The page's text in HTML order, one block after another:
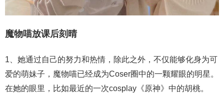
魔物喵放课后刻晴
1、她通过自己的努力和热情，除此之外，不仅能够化身为可
爱的萌妹子，魔物喵已经成为Coser圈中的一颗耀眼的明星。
在她的眼里，比如最近的一次cosplay《原神》中的胡桃。